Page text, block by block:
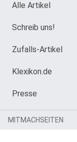
Alle Artikel
Schreib uns!
Zufalls-Artikel
Klexikon.de
Presse
MITMACHSEITEN